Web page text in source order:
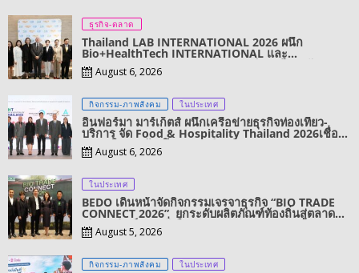
ธุรกิจ-ตลาด
Thailand LAB INTERNATIONAL 2026 ผนึก
Bio+HealthTech INTERNATIONAL และ
FutureCHEM INTERNATIONAL เปิดเวที AI ขับ
เคลื่อนนวัตกรรมวิทยาศาสตร์และสุขภาพ
August 6, 2026
กิจกรรม-ภาพสังคม ในประเทศ
อินฟอร์มา มาร์เก็ตส์ ผนึกเครือข่ายธุรกิจท่องเที่ยว-
บริการ จัด Food & Hospitality Thailand 2026เชื่อม
4 งานใหญ่ สร้างโอกาสธุรกิจครบวงจร
August 6, 2026
ในประเทศ
BEDO เดินหน้าจัดกิจกรรมเจรจาธุรกิจ “BIO TRADE
CONNECT 2026” ยกระดับผลิตภัณฑ์ท้องถิ่นสู่ตลาด
เชิงพาณิชย์อย่างยั่งยืน
August 5, 2026
กิจกรรม-ภาพสังคม ในประเทศ